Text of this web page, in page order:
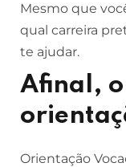
Mesmo que
qual carreira
te ajudar.
Afinal, o
Orientação